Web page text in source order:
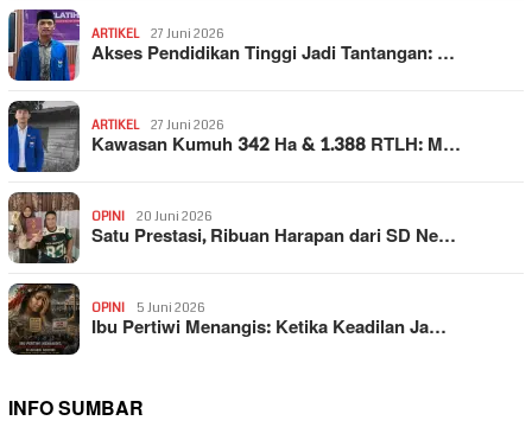
ARTIKEL 27 Juni 2026
Akses Pendidikan Tinggi Jadi Tantangan: …
ARTIKEL 27 Juni 2026
Kawasan Kumuh 342 Ha & 1.388 RTLH: M…
OPINI 20 Juni 2026
Satu Prestasi, Ribuan Harapan dari SD Ne…
OPINI 5 Juni 2026
Ibu Pertiwi Menangis: Ketika Keadilan Ja…
INFO SUMBAR